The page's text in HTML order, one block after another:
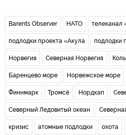
Barents Observer НАТО телеканал
подлодки проекта «Акула подлодки
Норвегия Северная Норвегия
Баренцево море Норвежское море
Финнмарк Тромсё Нордкап
Северный Ледовитый океан
кризис атомные подлодки охота